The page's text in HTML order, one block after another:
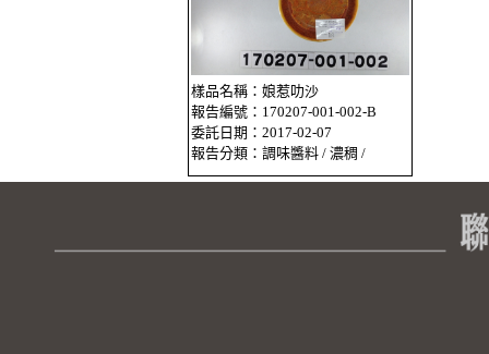
樣品名稱：娘惹叻沙
報告編號：170207-001-002-B
委託日期：2017-02-07
報告分類：調味醬料 / 濃稠 /